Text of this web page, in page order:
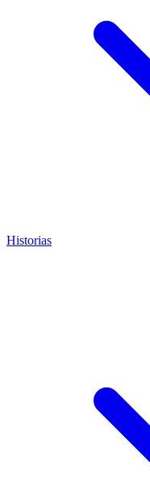
Historias